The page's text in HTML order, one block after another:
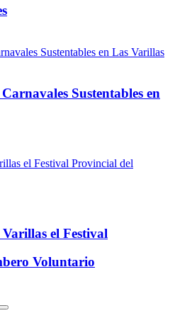
Sustentables en
el Festival
Voluntario